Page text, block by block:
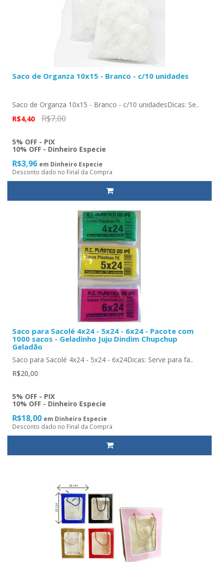
Saco de Organza 10x15 - Branco - c/10 unidades
Saco de Organza 10x15 - Branco - c/10 unidadesDicas: Se..
R$4,40
R$7,00
5% OFF - PIX
10% OFF - Dinheiro Especie
R$3,96 em Dinheiro Especie
Desconto dado no Final da Compra
Saco para Sacolé 4x24 - 5x24 - 6x24 - Pacote com
1000 sacos - Geladinho Juju Dindim Chupchup
Geladão
Saco para Sacolé 4x24 - 5x24 - 6x24Dicas: Serve para fa..
R$20,00
5% OFF - PIX
10% OFF - Dinheiro Especie
R$18,00 em Dinheiro Especie
Desconto dado no Final da Compra